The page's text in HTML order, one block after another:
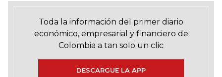
Toda la información del primer diario
económico, empresarial y financiero de
Colombia a tan solo un clic
DESCARGUE LA APP